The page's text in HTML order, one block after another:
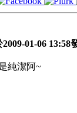
01-06 13:58
純潔阿~